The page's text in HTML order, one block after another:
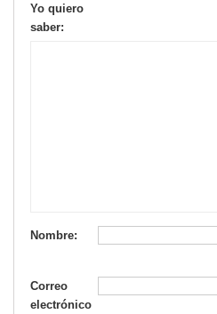
Yo quiero
saber:
Nombre:
Correo
electrónico